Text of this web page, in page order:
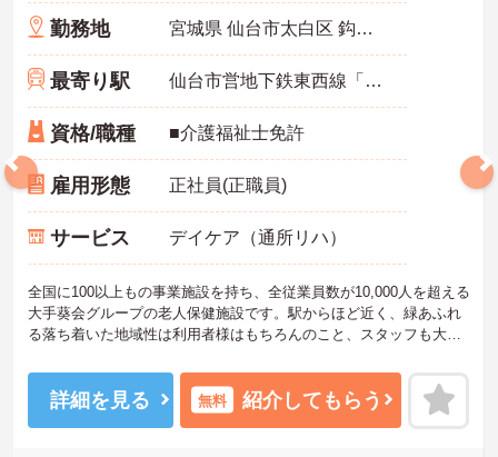
勤務地 宮城県 仙台市太白区 鈎取2-28-1
最寄り駅 仙台市営地下鉄東西線「八木山動物公園駅」バス・車4分
資格/職種 ■介護福祉士免許
雇用形態 正社員(正職員)
サービス デイケア（通所リハ）
全国に100以上もの事業施設を持ち、全従業員数が10,000人を超える
大手葵会グループの老人保健施設です。駅からほど近く、緑あふれ
る落ち着いた地域性は利用者様はもちろんのこと、スタッフも大変
すので、経験の浅い方でも充実した研修制度を受けて就業して頂け
ます。初めての方も安心して働いて頂ける環境を整えていますので
ご興味のある方はお気軽にお問い合わせ下さいませ。
詳細を見る 無料 紹介してもらう